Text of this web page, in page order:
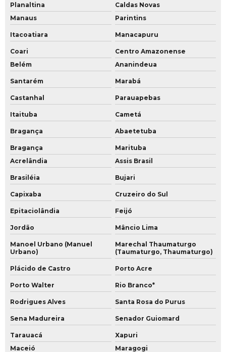
Planaltina
Caldas Novas
Manaus
Parintins
Itacoatiara Manacapuru
Coari
Centro Amazonense
Belém
Ananindeua
Santarém Marabá
Castanhal Parauapebas
Itaituba Cametá
Bragança Abaetetuba
Bragança
Marituba
Acrelândia
Assis Brasil
Brasiléia Bujari
Capixaba Cruzeiro do Sul
Epitaciolândia Feijó
Jordão Mâncio Lima
Manoel Urbano (Manuel
Urbano)
Marechal Thaumaturgo
(Taumaturgo, Thaumaturgo)
Plácido de Castro Porto Acre
Porto Walter Rio Branco*
Rodrigues Alves Santa Rosa do Purus
Sena Madureira Senador Guiomard
Tarauacá
Xapuri
Maceió
Maragogi